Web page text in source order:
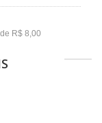
R$ 8,00